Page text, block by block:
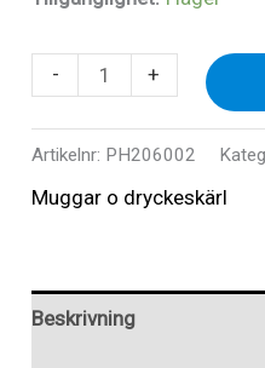
-
PH206002
Kaffekopp
sked
mängd
+
Artikelnr: PH206002
Muggar o dryckeskärl
Beskrivning